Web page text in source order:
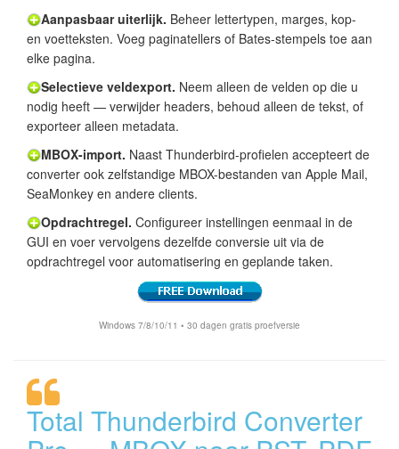
Aanpasbaar uiterlijk. Beheer lettertypen, marges, kop-
en voetteksten. Voeg paginatellers of Bates-stempels toe aan
elke pagina.
Selectieve veldexport. Neem alleen de velden op die u
nodig heeft — verwijder headers, behoud alleen de tekst, of
exporteer alleen metadata.
MBOX-import. Naast Thunderbird-profielen accepteert de
converter ook zelfstandige MBOX-bestanden van Apple Mail,
SeaMonkey en andere clients.
Opdrachtregel. Configureer instellingen eenmaal in de
GUI en voer vervolgens dezelfde conversie uit via de
opdrachtregel voor automatisering en geplande taken.
Windows 7/8/10/11 • 30 dagen gratis proefversie
Total Thunderbird Converter